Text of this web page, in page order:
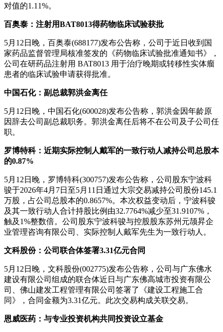
对值的1.11%。
百奥泰：注射用BAT8013得药物临床试验获批
5月12日晚，百奥泰(688177)发布公告称，公司于近日收到国
家药品监督管理局核准签发的《药物临床试验批准通知书》，
公司在研药品注射用 BAT8013 用于治疗晚期或转移性实体瘤
患者的临床试验申请获得批准。
中国石化：副总裁郭洪金离任
5月12日晚，中国石化(600028)发布公告称，郭洪金因年龄原
因辞去公司副总裁职务。郭洪金离任后将不在公司及子公司任
职。
罗博特科：近期实际控制人戴军的一致行动人减持公司总股本
的0.87%
5月12日晚，罗博特科(300757)发布公告称，公司股东宁波科
骏于2026年4月7日至5月11日通过大宗交易减持公司股份145.1
万股，占公司总股本的0.8657%。本次权益变动后，宁波科骏
及其一致行动人合计持股比例由32.7764%减少至31.9107%，
触及1%整数倍。公司股东宁波科骏与控股股东苏州元颉昇企
业管理咨询有限公司、实际控制人戴军先生为一致行动人。
文科股份：公司联合体签署3.31亿元合同
5月12日晚，文科股份(002775)发布公告称，公司与广东佛水
建设有限公司组成的联合体近日与广东佛高城市投资有限公
司、佛山建发工程管理有限公司签署了《建设工程施工合
同》，合同金额为3.31亿元。此次交易构成关联交易。
恩威医药：与专业投资机构共同投资设立基金